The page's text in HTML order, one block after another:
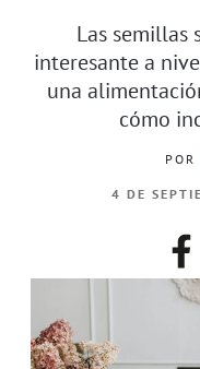
Las semillas
interesante a
una
cómo
POR
4 DE